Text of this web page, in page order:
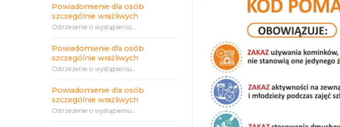
Powiadomienie dla osób
szczególnie wrażliwych
Ostrzeżenie o wystąpieniu...
Powiadomienie dla osób
szczególnie wrażliwych
Ostrzeżenie o wystąpieniu...
Powiadomienie dla osób
szczególnie wrażliwych
Ostrzeżenie o wystąpieniu...